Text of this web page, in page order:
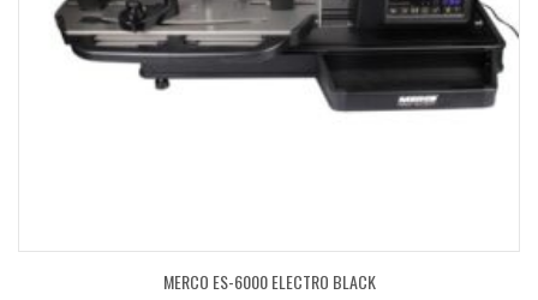
MERCO ES-6000 ELECTRO BLACK